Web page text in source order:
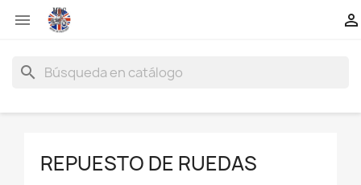
 
search
REPUESTO DE RUEDAS